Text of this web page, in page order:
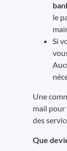
le
Si
Une
mail pour
des
Que